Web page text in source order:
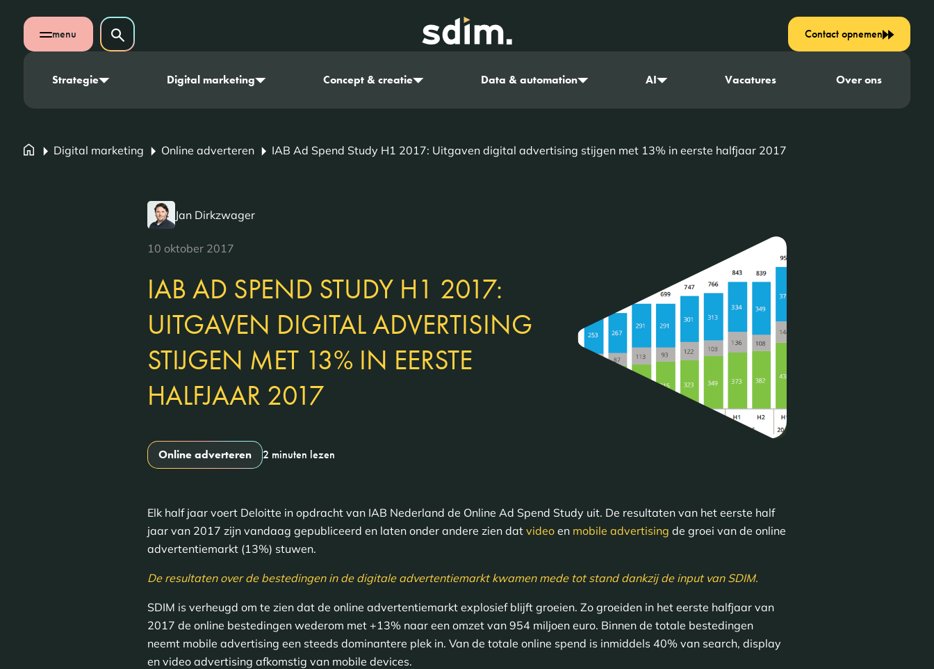
Navigatie overslaan
Open mobiel menu
menu Zoeken op website
Zoeken
Strategie Digital marketing Concept & creatie Data & automation AI Vacatures Over ons
Contact opnemen
Digital marketing Online adverteren IAB Ad Spend Study H1 2017: Uitgaven digital advertising stijgen met 13% in eerste halfjaar 2017
Jan Dirkzwager
10 oktober 2017
IAB AD SPEND STUDY H1 2017:
UITGAVEN DIGITAL ADVERTISING
STIJGEN MET 13% IN EERSTE
HALFJAAR 2017
Online adverteren 2 minuten lezen
Elk half jaar voert Deloitte in opdracht van IAB Nederland de Online Ad Spend Study uit. De resultaten van het eerste half
jaar van 2017 zijn vandaag gepubliceerd en laten onder andere zien dat videoen mobile advertising de groei van de online
advertentiemarkt (13%) stuwen.
De resultaten over de bestedingen in de digitale advertentiemarkt kwamen mede tot stand dankzij de input van SDIM.
SDIM is verheugd om te zien dat de online advertentiemarkt explosief blijft groeien. Zo groeiden in het eerste halfjaar van
2017 de online bestedingen wederom met +13% naar een omzet van 954 miljoen euro. Binnen de totale bestedingen
neemt mobile advertising een steeds dominantere plek in. Van de totale online spend is inmiddels 40% van search, display
en video advertising afkomstig van mobile devices.